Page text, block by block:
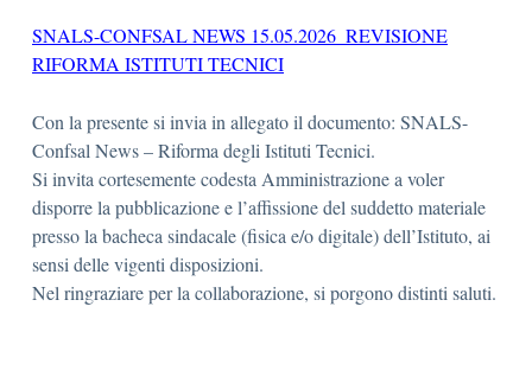
SNALS-CONFSAL NEWS 15.05.2026_REVISIONE
RIFORMA ISTITUTI TECNICI
Con la presente si invia in allegato il documento: SNALS-
Confsal News – Riforma degli Istituti Tecnici.
Si invita cortesemente codesta Amministrazione a voler
disporre la pubblicazione e l’affissione del suddetto materiale
presso la bacheca sindacale (fisica e/o digitale) dell’Istituto, ai
sensi delle vigenti disposizioni.
Nel ringraziare per la collaborazione, si porgono distinti saluti.